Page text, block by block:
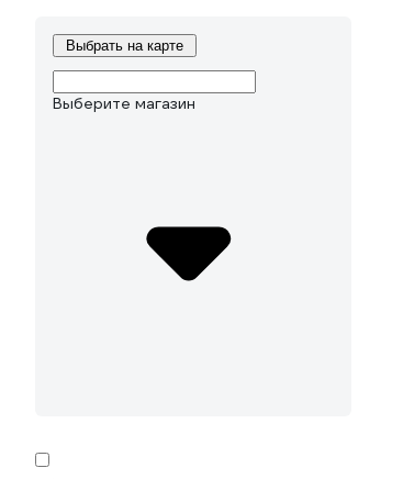
Выбрать на карте
Выберите магазин